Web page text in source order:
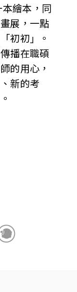
繪本，同
展，一點
初初」。
播在職碩
的用心，
新的考